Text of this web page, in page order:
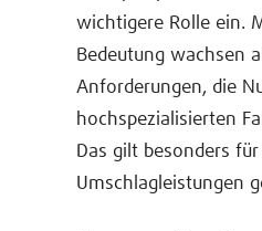
wichtigere Rolle ein.
Bedeutung wachsen
Anforderungen, die
hochspezialisierten
Das gilt besonders
Umschlagleistungen